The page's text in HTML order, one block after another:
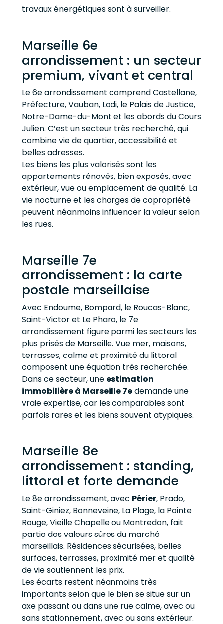
travaux énergétiques sont à surveiller.
Marseille 6e
arrondissement : un secteur
premium, vivant et central
Le 6e arrondissement comprend Castellane,
Préfecture, Vauban, Lodi, le Palais de Justice,
Notre-Dame-du-Mont et les abords du Cours
Julien. C’est un secteur très recherché, qui
combine vie de quartier, accessibilité et
belles adresses.
Les biens les plus valorisés sont les
appartements rénovés, bien exposés, avec
extérieur, vue ou emplacement de qualité. La
vie nocturne et les charges de copropriété
peuvent néanmoins influencer la valeur selon
les rues.
Marseille 7e
arrondissement : la carte
postale marseillaise
Avec Endoume, Bompard, le Roucas-Blanc,
Saint-Victor et Le Pharo, le 7e
arrondissement figure parmi les secteurs les
plus prisés de Marseille. Vue mer, maisons,
terrasses, calme et proximité du littoral
composent une équation très recherchée.
Dans ce secteur, une estimation
immobilière à Marseille 7edemande une
vraie expertise, car les comparables sont
parfois rares et les biens souvent atypiques.
Marseille 8e
arrondissement : standing,
littoral et forte demande
Le 8e arrondissement, avec Périer, Prado,
Saint-Giniez, Bonneveine, La Plage, la Pointe
Rouge, Vieille Chapelle ou Montredon, fait
partie des valeurs sûres du marché
marseillais. Résidences sécurisées, belles
surfaces, terrasses, proximité mer et qualité
de vie soutiennent les prix.
Les écarts restent néanmoins très
importants selon que le bien se situe sur un
axe passant ou dans une rue calme, avec ou
sans stationnement, avec ou sans extérieur.